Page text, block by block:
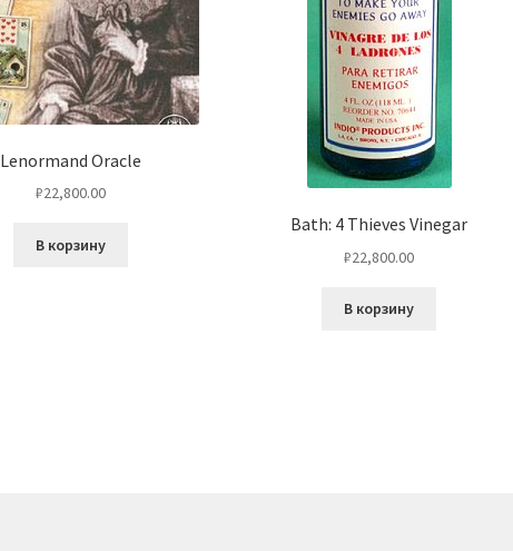
Lenormand Oracle
₽22,800.00
В корзину
Bath: 4 Thieves Vinegar
₽22,800.00
В корзину